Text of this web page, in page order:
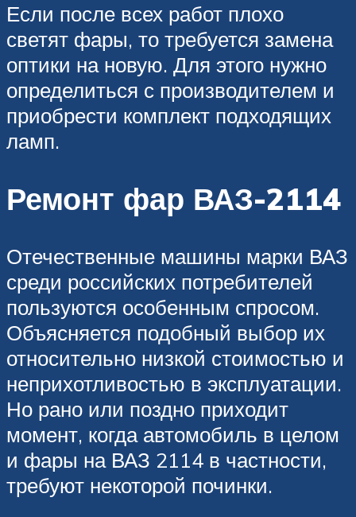
Если после всех работ плохо
светят фары, то требуется замена
оптики на новую. Для этого нужно
определиться с производителем и
приобрести комплект подходящих
ламп.
Ремонт фар ВАЗ-2114
Отечественные машины марки ВАЗ
среди российских потребителей
пользуются особенным спросом.
Объясняется подобный выбор их
относительно низкой стоимостью и
неприхотливостью в эксплуатации.
Но рано или поздно приходит
момент, когда автомобиль в целом
и фары на ВАЗ 2114 в частности,
требуют некоторой починки.